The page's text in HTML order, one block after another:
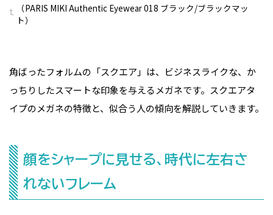
（PARIS MIKI Authentic Eyewear 018 ブラック/ブラックマッ
ト）
角ばったフォルムの「スクエア」は、ビジネスライクな、か
っちりしたスマートな印象を与えるメガネです。スクエアタ
イプのメガネの特徴と、似合う人の傾向を解説していきます。
顔をシャープに見せる、時代に左右さ
れないフレーム